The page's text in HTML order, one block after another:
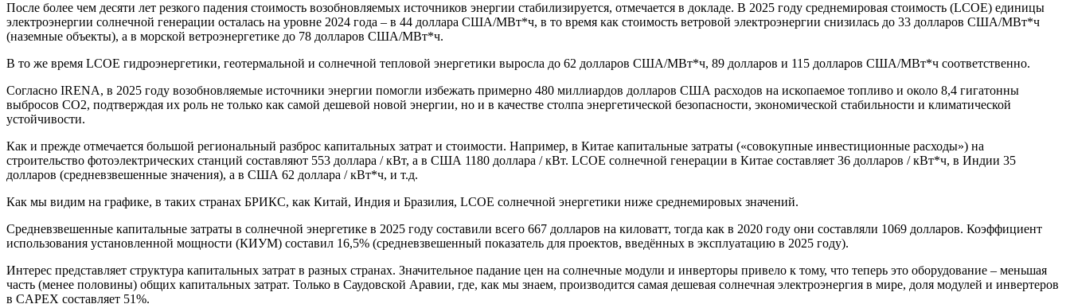
После более чем десяти лет резкого падения стоимость возобновляемых источников энергии стабилизируется, отмечается в докладе. В 2025 году среднемировая стоимость (LCOE) единицы
электроэнергии солнечной генерации осталась на уровне 2024 года – в 44 доллара США/МВт*ч, в то время как стоимость ветровой электроэнергии снизилась до 33 долларов США/МВт*ч
(наземные объекты), а в морской ветроэнергетике до 78 долларов США/МВт*ч.
В то же время LCOE гидроэнергетики, геотермальной и солнечной тепловой энергетики выросла до 62 долларов США/МВт*ч, 89 долларов и 115 долларов США/МВт*ч соответственно.
Согласно IRENA, в 2025 году возобновляемые источники энергии помогли избежать примерно 480 миллиардов долларов США расходов на ископаемое топливо и около 8,4 гигатонны
выбросов CO2, подтверждая их роль не только как самой дешевой новой энергии, но и в качестве столпа энергетической безопасности, экономической стабильности и климатической
устойчивости.
Как и прежде отмечается большой региональный разброс капитальных затрат и стоимости. Например, в Китае капитальные затраты («совокупные инвестиционные расходы») на
строительство фотоэлектрических станций составляют 553 доллара / кВт, а в США 1180 доллара / кВт. LCOE солнечной генерации в Китае составляет 36 долларов / кВт*ч, в Индии 35
долларов (средневзвешенные значения), а в США 62 доллара / кВт*ч, и т.д.
Как мы видим на графике, в таких странах БРИКС, как Китай, Индия и Бразилия, LCOE солнечной энергетики ниже среднемировых значений.
Средневзвешенные капитальные затраты в солнечной энергетике в 2025 году составили всего 667 долларов на киловатт, тогда как в 2020 году они составляли 1069 долларов. Коэффициент
использования установленной мощности (КИУМ) составил 16,5% (средневзвешенный показатель для проектов, введённых в эксплуатацию в 2025 году).
Интерес представляет структура капитальных затрат в разных странах. Значительное падание цен на солнечные модули и инверторы привело к тому, что теперь это оборудование – меньшая
часть (менее половины) общих капитальных затрат. Только в Саудовской Аравии, где, как мы знаем, производится самая дешевая солнечная электроэнергия в мире, доля модулей и инвертеров
в CAPEX составляет 51%.